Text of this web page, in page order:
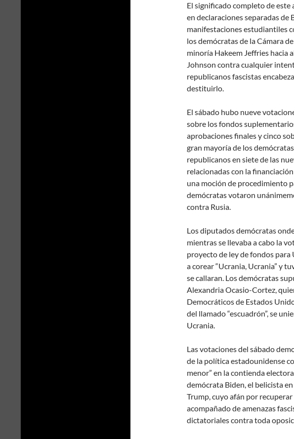
El significado completo de
en declaraciones separadas de
manifestaciones estudiantiles
los demócratas de la Cámara
minoría Hakeem Jeffries hacia
Johnson contra cualquier
republicanos fascistas
destituirlo.
El sábado hubo nueve
sobre los fondos
aprobaciones finales y cinco
gran mayoría de los
republicanos en siete de las
relacionadas con la
una moción de procedimiento
demócratas votaron
contra Rusia.
Los diputados demócratas
mientras se llevaba a cabo la
proyecto de ley de fondos
a corear “Ucrania, Ucrania” y
se callaran. Los demócratas
Alexandria Ocasio-Cortez,
Democráticos de Estados
del llamado “escuadrón”, se
Ucrania.
Las votaciones del sábado
de la política estadounidense
menor” en la contienda
demócrata Biden, el belicista
Trump, cuyo afán por
acompañado de amenazas
dictatoriales contra toda